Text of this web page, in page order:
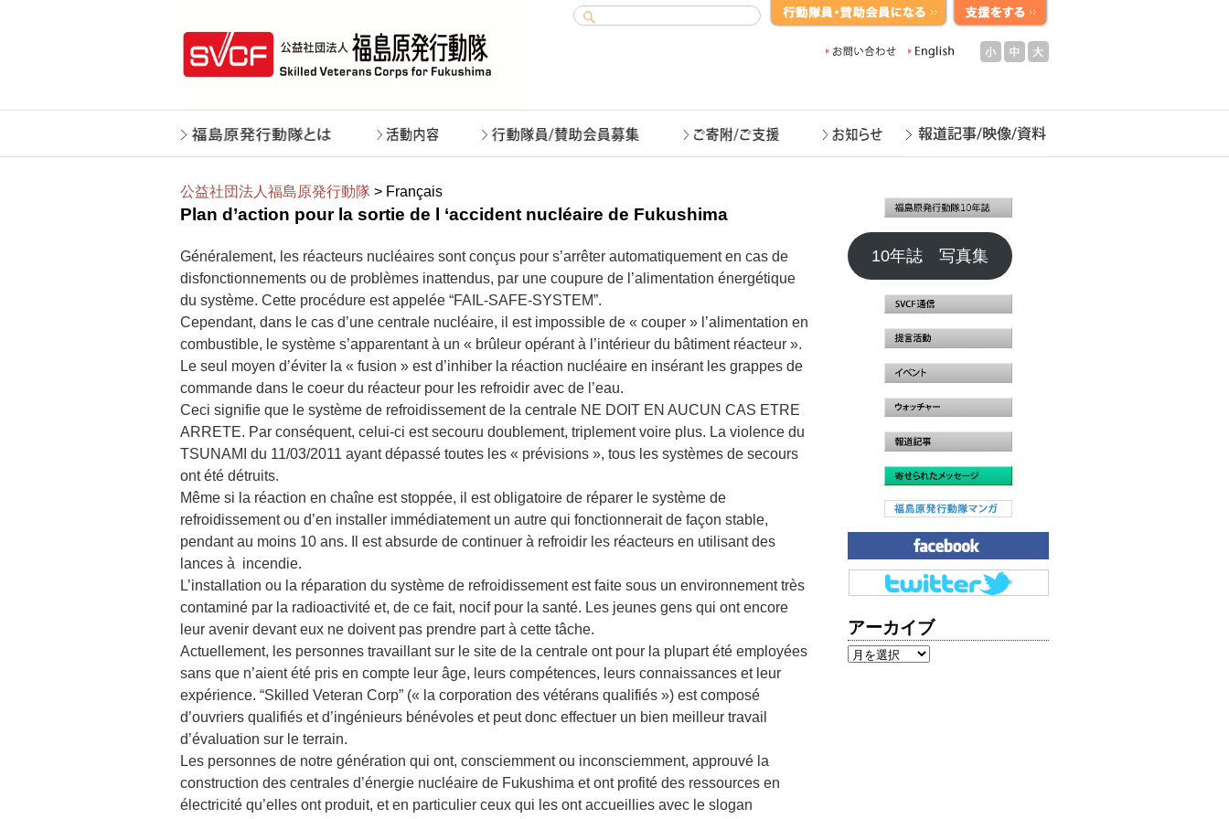
小 中 大
公益社団法人福島原発行動隊 > Français
Plan d’action pour la sortie de l ‘accident nucléaire de Fukushima
Généralement, les réacteurs nucléaires sont conçus pour s’arrêter automatiquement en cas de
disfonctionnements ou de problèmes inattendus, par une coupure de l’alimentation énergétique
du système. Cette procédure est appelée “FAIL-SAFE-SYSTEM”.
Cependant, dans le cas d’une centrale nucléaire, il est impossible de « couper » l’alimentation en
combustible, le système s’apparentant à un « brûleur opérant à l’intérieur du bâtiment réacteur ».
Le seul moyen d’éviter la « fusion » est d’inhiber la réaction nucléaire en insérant les grappes de
commande dans le coeur du réacteur pour les refroidir avec de l’eau.
Ceci signifie que le système de refroidissement de la centrale NE DOIT EN AUCUN CAS ETRE
ARRETE. Par conséquent, celui-ci est secouru doublement, triplement voire plus. La violence du
TSUNAMI du 11/03/2011 ayant dépassé toutes les « prévisions », tous les systèmes de secours
ont été détruits.
Même si la réaction en chaîne est stoppée, il est obligatoire de réparer le système de
refroidissement ou d’en installer immédiatement un autre qui fonctionnerait de façon stable,
pendant au moins 10 ans. Il est absurde de continuer à refroidir les réacteurs en utilisant des
lances à incendie.
L’installation ou la réparation du système de refroidissement est faite sous un environnement très
contaminé par la radioactivité et, de ce fait, nocif pour la santé. Les jeunes gens qui ont encore
leur avenir devant eux ne doivent pas prendre part à cette tâche.
Actuellement, les personnes travaillant sur le site de la centrale ont pour la plupart été employées
sans que n’aient été pris en compte leur âge, leurs compétences, leurs connaissances et leur
expérience. “Skilled Veteran Corp” (« la corporation des vétérans qualifiés ») est composé
d’ouvriers qualifiés et d’ingénieurs bénévoles et peut donc effectuer un bien meilleur travail
d’évaluation sur le terrain.
Les personnes de notre génération qui ont, consciemment ou inconsciemment, approuvé la
construction des centrales d’énergie nucléaire de Fukushima et ont profité des ressources en
électricité qu’elles ont produit, et en particulier ceux qui les ont accueillies avec le slogan
10年誌 写真集
アーカイブ
ア